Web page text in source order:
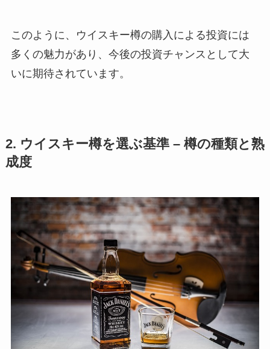
このように、ウイスキー樽の購入による投資には
多くの魅力があり、今後の投資チャンスとして大
いに期待されています。
2. ウイスキー樽を選ぶ基準 – 樽の種類と熟
成度